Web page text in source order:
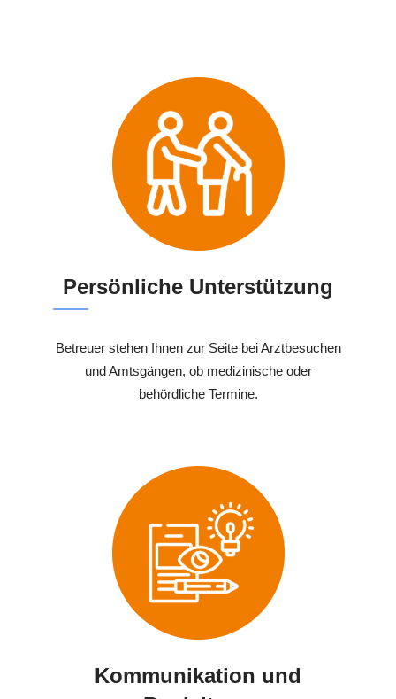
Persönliche Unterstützung
Betreuer stehen Ihnen zur Seite bei Arztbesuchen
und Amtsgängen, ob medizinische oder
behördliche Termine.
Kommunikation und